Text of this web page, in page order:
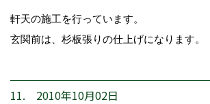
軒天の施工を行っています。
玄関前は、杉板張りの仕上げになります。
11. 2010年10月02日